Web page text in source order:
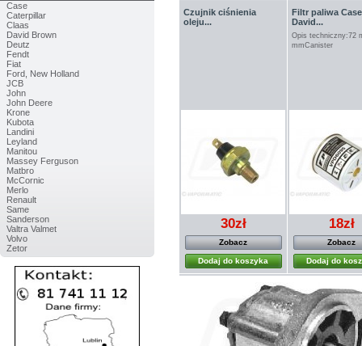
Case
Caterpillar
Claas
David Brown
Deutz
Fendt
Fiat
Ford, New Holland
JCB
John
John Deere
Krone
Kubota
Landini
Leyland
Manitou
Massey Ferguson
Matbro
McCornic
Merlo
Renault
Same
Sanderson
Valtra Valmet
Volvo
Zetor
Czujnik ciśnienia
oleju...
30zł
Zobacz
Dodaj do koszyka
Filtr paliwa Case
David...
Opis techniczny:72
mmCanister
18zł
Zobacz
Dodaj do